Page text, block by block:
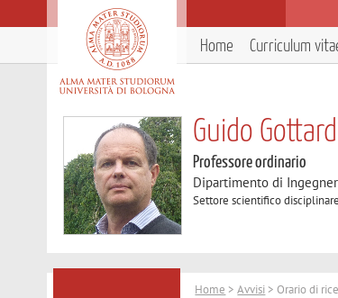
Home Curriculum
Guido
Professore ordinario
Dipartimento di
Settore scientifico
Home >Avvisi > Orario di